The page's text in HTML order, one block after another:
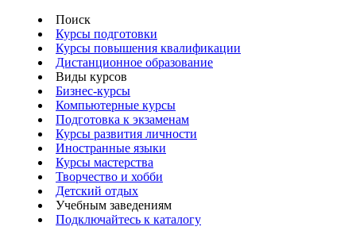
Поиск
Курсы подготовки
Курсы повышения квалификации
Дистанционное образование
Виды курсов
Бизнес-курсы
Компьютерные курсы
Подготовка к экзаменам
Курсы развития личности
Иностранные языки
Курсы мастерства
Творчество и хобби
Детский отдых
Учебным заведениям
Подключайтесь к каталогу